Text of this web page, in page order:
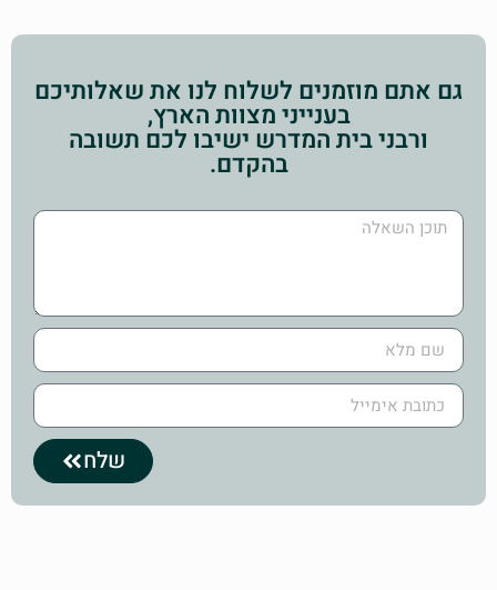
גם אתם מוזמנים לשלוח לנו את שאלותיכם
בענייני מצוות הארץ,
ורבני בית המדרש ישיבו לכם תשובה
בהקדם.
שלח